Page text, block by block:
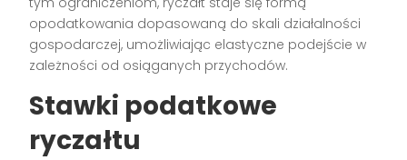
opodatkowania dopasowaną do skali działalności
gospodarczej, umożliwiając elastyczne podejście w
zależności od osiąganych przychodów.
Stawki podatkowe
ryczałtu